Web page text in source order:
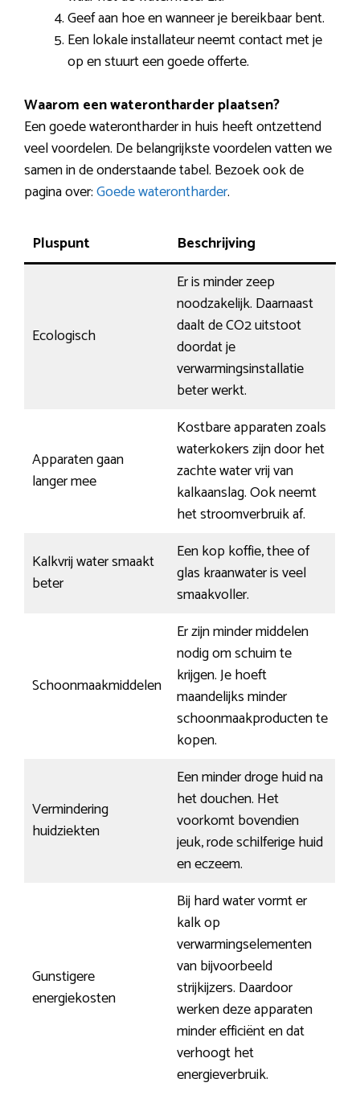
Geef aan hoe en wanneer je bereikbaar bent.
Een lokale installateur neemt contact met je
op en stuurt een goede offerte.
Waarom een waterontharder plaatsen?
Een goede waterontharder in huis heeft ontzettend
veel voordelen. De belangrijkste voordelen vatten we
samen in de onderstaande tabel. Bezoek ook de
pagina over:Goede waterontharder.
Pluspunt Beschrijving
Ecologisch
Er is minder zeep
noodzakelijk. Daarnaast
daalt de CO2 uitstoot
doordat je
verwarmingsinstallatie
beter werkt.
Apparaten gaan
langer mee
Kostbare apparaten zoals
waterkokers zijn door het
zachte water vrij van
kalkaanslag. Ook neemt
het stroomverbruik af.
Kalkvrij water smaakt
beter
Een kop koffie, thee of
glas kraanwater is veel
smaakvoller.
Schoonmaakmiddelen
Er zijn minder middelen
nodig om schuim te
krijgen. Je hoeft
maandelijks minder
schoonmaakproducten te
kopen.
Vermindering
huidziekten
Een minder droge huid na
het douchen. Het
voorkomt bovendien
jeuk, rode schilferige huid
en eczeem.
Gunstigere
energiekosten
Bij hard water vormt er
kalk op
verwarmingselementen
van bijvoorbeeld
strijkijzers. Daardoor
werken deze apparaten
minder efficiënt en dat
verhoogt het
energieverbruik.